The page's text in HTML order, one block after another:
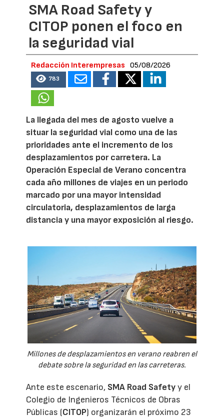
SMA Road Safety y
CITOP ponen el foco en
la seguridad vial
Redacción Interempresas 05/08/2026
783
La llegada del mes de agosto vuelve a
situar la seguridad vial como una de las
prioridades ante el incremento de los
desplazamientos por carretera. La
Operación Especial de Verano concentra
cada año millones de viajes en un periodo
marcado por una mayor intensidad
circulatoria, desplazamientos de larga
distancia y una mayor exposición al riesgo.
Millones de desplazamientos en verano reabren el
debate sobre la seguridad en las carreteras.
Ante este escenario, SMA Road Safetyy el
Colegio de Ingenieros Técnicos de Obras
Públicas (CITOP) organizarán el próximo 23